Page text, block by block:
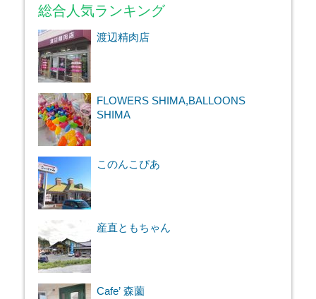
総合人気ランキング
渡辺精肉店
FLOWERS SHIMA,BALLOONS
SHIMA
このんこぴあ
産直ともちゃん
Cafe’ 森薗